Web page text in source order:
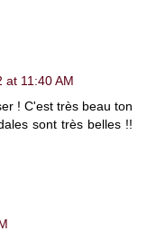
at 11:40 AM
! C'est très beau ton
sont très belles !!